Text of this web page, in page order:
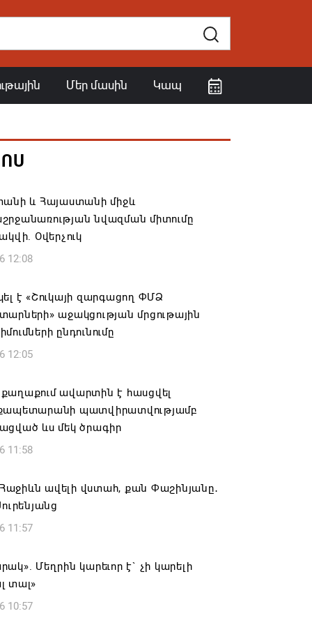
Մեր մասին Կապ
և Հայաստանի միջև
նվազման միտումը
Օվերչուկ
12:08
է «Շուկայի զարգացող ՓՄՁ
աջակցության մրցութային
ընդունումը
12:05
ավարտին է հասցվել
պատվիրատվությամբ
ևս մեկ ծրագիր
11:58
Հաջիևն ավելի վստահ, քան Փաշինյանը․
11:57
Մեղրին կարեւոր է` չի կարելի
տալ»
10:57